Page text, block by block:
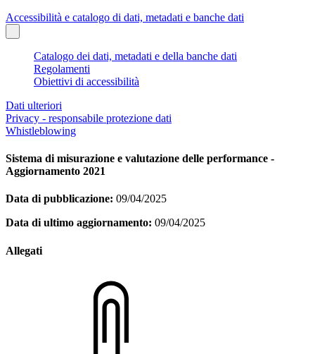
Accessibilità e catalogo di dati, metadati e banche dati
Catalogo dei dati, metadati e della banche dati
Regolamenti
Obiettivi di accessibilità
Dati ulteriori
Privacy - responsabile protezione dati
Whistleblowing
Sistema di misurazione e valutazione delle performance -
Aggiornamento 2021
Data di pubblicazione: 09/04/2025
Data di ultimo aggiornamento: 09/04/2025
Allegati